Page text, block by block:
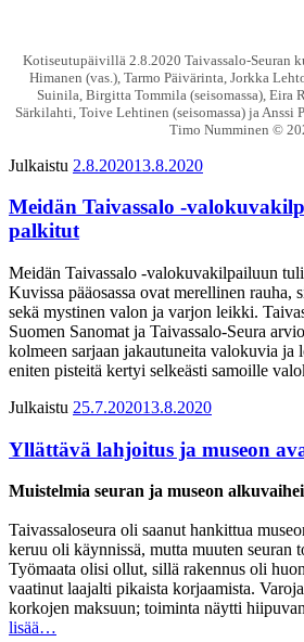
Kotiseutupäivillä 2.8.2020 Taivassalo-Seuran
Himanen (vas.), Tarmo Päivärinta, Jorkka
Suinila, Birgitta Tommila (seisomassa), Eira
Särkilahti, Toive Lehtinen (seisomassa) ja Anssi
Timo Numminen ©
Julkaistu 2.8.202013.8.2020
Meidän Taivassalo -
palkitut
Meidän Taivassalo -valokuvakilpailuun
Kuvissa pääosassa ovat merellinen rauha,
sekä mystinen valon ja varjon leikki.
Suomen Sanomat ja Taivassalo-Seura
kolmeen sarjaan jakautuneita valokuvia ja
eniten pisteitä kertyi selkeästi samoille
Julkaistu 25.7.202013.8.2020
Yllättävä lahjoitus ja museon
Muistelmia seuran ja museon
Taivassaloseura oli saanut hankittua
keruu oli käynnissä, mutta muuten seuran
Työmaata olisi ollut, sillä rakennus oli
vaatinut laajalti pikaista korjaamista.
korkojen maksuun; toiminta näytti
lisää…